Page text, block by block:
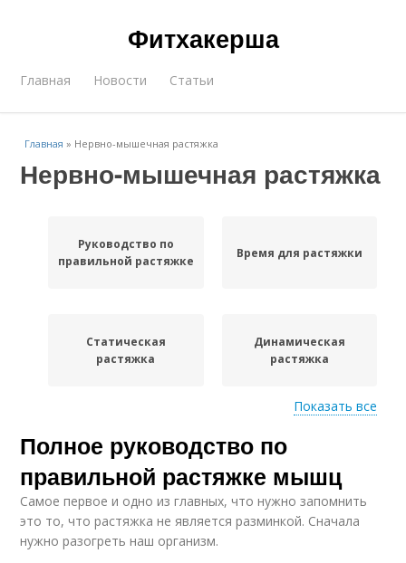
Фитхакерша
Главная Новости Статьи
Главная » Нервно-мышечная растяжка
Нервно-мышечная растяжка
Руководство по
правильной растяжке
Время для растяжки
Статическая
растяжка
Динамическая
растяжка
Пассивная растяжка
Баллистическая
растяжка
Изометрическая
растяжка
Показать все
Полное руководство по
правильной растяжке мышц
Самое первое и одно из главных, что нужно запомнить
это то, что растяжка не является разминкой. Сначала
нужно разогреть наш организм.